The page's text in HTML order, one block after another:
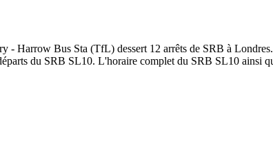
Bus Sta (TfL) dessert 12 arrêts de SRB à
du SRB SL10. L'horaire complet du SRB SL10 ainsi